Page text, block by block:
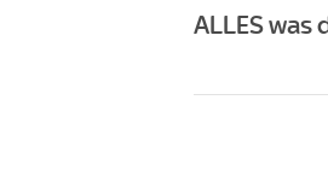
ALLES was